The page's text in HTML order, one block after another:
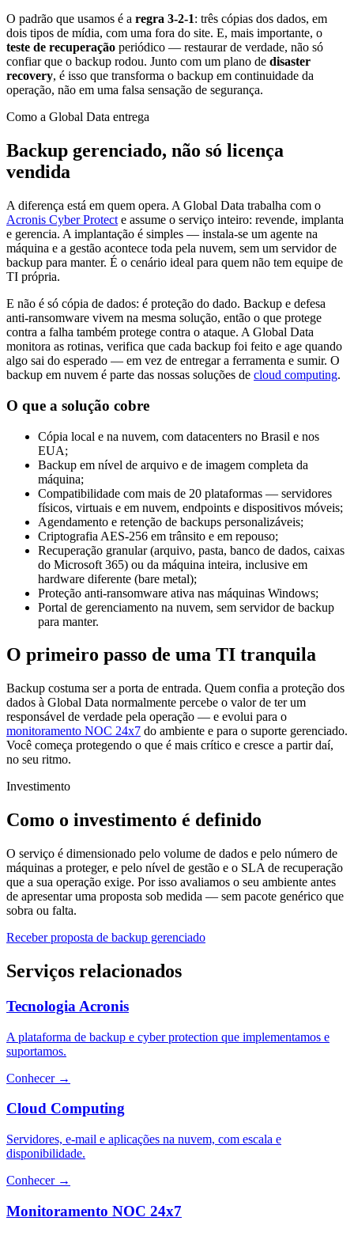
O padrão que usamos é a regra 3-2-1: três cópias dos dados, em
dois tipos de mídia, com uma fora do site. E, mais importante, o
teste de recuperação periódico — restaurar de verdade, não só
confiar que o backup rodou. Junto com um plano de disaster
recovery, é isso que transforma o backup em continuidade da
operação, não em uma falsa sensação de segurança.
Como a Global Data entrega
Backup gerenciado, não só licença
vendida
A diferença está em quem opera. A Global Data trabalha com o
Acronis Cyber Protect e assume o serviço inteiro: revende, implanta
e gerencia. A implantação é simples — instala-se um agente na
máquina e a gestão acontece toda pela nuvem, sem um servidor de
backup para manter. É o cenário ideal para quem não tem equipe de
TI própria.
E não é só cópia de dados: é proteção do dado. Backup e defesa
anti-ransomware vivem na mesma solução, então o que protege
contra a falha também protege contra o ataque. A Global Data
monitora as rotinas, verifica que cada backup foi feito e age quando
algo sai do esperado — em vez de entregar a ferramenta e sumir. O
backup em nuvem é parte das nossas soluções de cloud computing.
O que a solução cobre
Cópia local e na nuvem, com datacenters no Brasil e nos
EUA;
Backup em nível de arquivo e de imagem completa da
máquina;
Compatibilidade com mais de 20 plataformas — servidores
físicos, virtuais e em nuvem, endpoints e dispositivos móveis;
Agendamento e retenção de backups personalizáveis;
Criptografia AES-256 em trânsito e em repouso;
Recuperação granular (arquivo, pasta, banco de dados, caixas
do Microsoft 365) ou da máquina inteira, inclusive em
hardware diferente (bare metal);
Proteção anti-ransomware ativa nas máquinas Windows;
Portal de gerenciamento na nuvem, sem servidor de backup
para manter.
O primeiro passo de uma TI tranquila
Backup costuma ser a porta de entrada. Quem confia a proteção dos
dados à Global Data normalmente percebe o valor de ter um
responsável de verdade pela operação — e evolui para o
monitoramento NOC 24x7 do ambiente e para o suporte gerenciado.
Você começa protegendo o que é mais crítico e cresce a partir daí,
no seu ritmo.
Investimento
Como o investimento é definido
O serviço é dimensionado pelo volume de dados e pelo número de
máquinas a proteger, e pelo nível de gestão e o SLA de recuperação
que a sua operação exige. Por isso avaliamos o seu ambiente antes
de apresentar uma proposta sob medida — sem pacote genérico que
sobra ou falta.
Receber proposta de backup gerenciado
Serviços relacionados
Tecnologia Acronis
A plataforma de backup e cyber protection que implementamos e
suportamos.
Conhecer →
Cloud Computing
Servidores, e-mail e aplicações na nuvem, com escala e
disponibilidade.
Conhecer →
Monitoramento NOC 24x7